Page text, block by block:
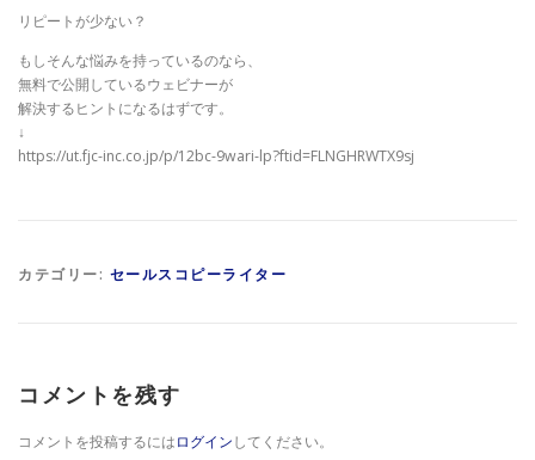
リピートが少ない？
もしそんな悩みを持っているのなら、
無料で公開しているウェビナーが
解決するヒントになるはずです。
↓
https://ut.fjc-inc.co.jp/p/12bc-9wari-lp?ftid=FLNGHRWTX9sj
カテゴリー: セールスコピーライター
コメントを残す
コメントを投稿するにはログインしてください。